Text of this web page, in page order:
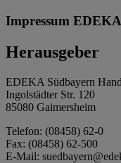
Impressum EDEKA
Herausgeber
EDEKA Südbayern
Ingolstädter Str. 120
85080 Gaimersheim
Telefon: (08458) 62-0
Fax: (08458) 62-500
E-Mail: